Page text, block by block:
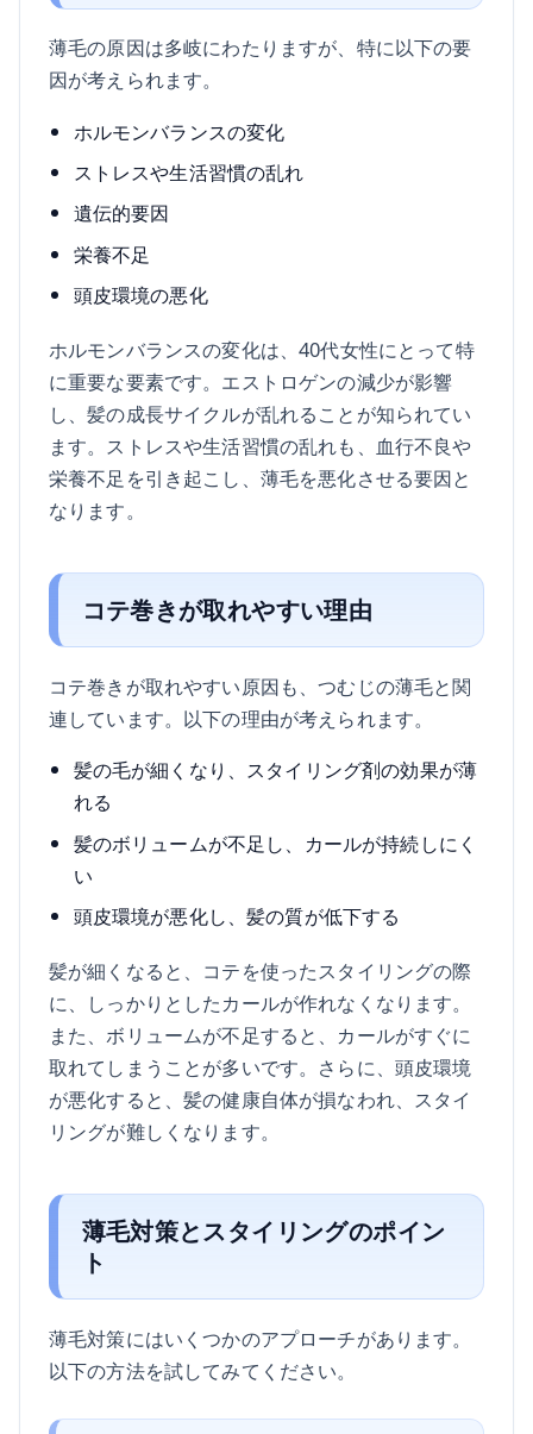
薄毛の原因は多岐にわたりますが、特に以下の要
因が考えられます。
ホルモンバランスの変化
ストレスや生活習慣の乱れ
遺伝的要因
栄養不足
頭皮環境の悪化
ホルモンバランスの変化は、40代女性にとって特
に重要な要素です。エストロゲンの減少が影響
し、髪の成長サイクルが乱れることが知られてい
ます。ストレスや生活習慣の乱れも、血行不良や
栄養不足を引き起こし、薄毛を悪化させる要因と
なります。
コテ巻きが取れやすい理由
コテ巻きが取れやすい原因も、つむじの薄毛と関
連しています。以下の理由が考えられます。
髪の毛が細くなり、スタイリング剤の効果が薄
れる
髪のボリュームが不足し、カールが持続しにく
い
頭皮環境が悪化し、髪の質が低下する
髪が細くなると、コテを使ったスタイリングの際
に、しっかりとしたカールが作れなくなります。
また、ボリュームが不足すると、カールがすぐに
取れてしまうことが多いです。さらに、頭皮環境
が悪化すると、髪の健康自体が損なわれ、スタイ
リングが難しくなります。
薄毛対策とスタイリングのポイン
ト
薄毛対策にはいくつかのアプローチがあります。
以下の方法を試してみてください。